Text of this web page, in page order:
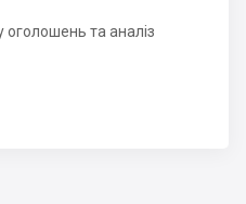
та аналіз